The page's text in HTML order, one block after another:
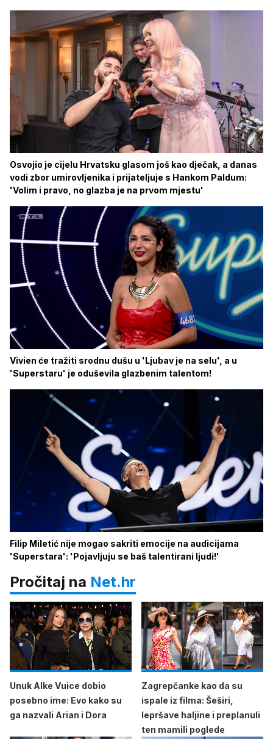
Osvojio je cijelu Hrvatsku glasom još kao dječak, a danas
vodi zbor umirovljenika i prijateljuje s Hankom Paldum:
'Volim i pravo, no glazba je na prvom mjestu'
Vivien će tražiti srodnu dušu u 'Ljubav je na selu', a u
'Superstaru' je oduševila glazbenim talentom!
Filip Miletić nije mogao sakriti emocije na audicijama
'Superstara': 'Pojavljuju se baš talentirani ljudi!'
Pročitaj na Net.hr
Unuk Alke Vuice dobio
posebno ime: Evo kako su
ga nazvali Arian i Dora
Zagrepčanke kao da su
ispale iz filma: Šeširi,
lepršave haljine i preplanuli
ten mamili poglede